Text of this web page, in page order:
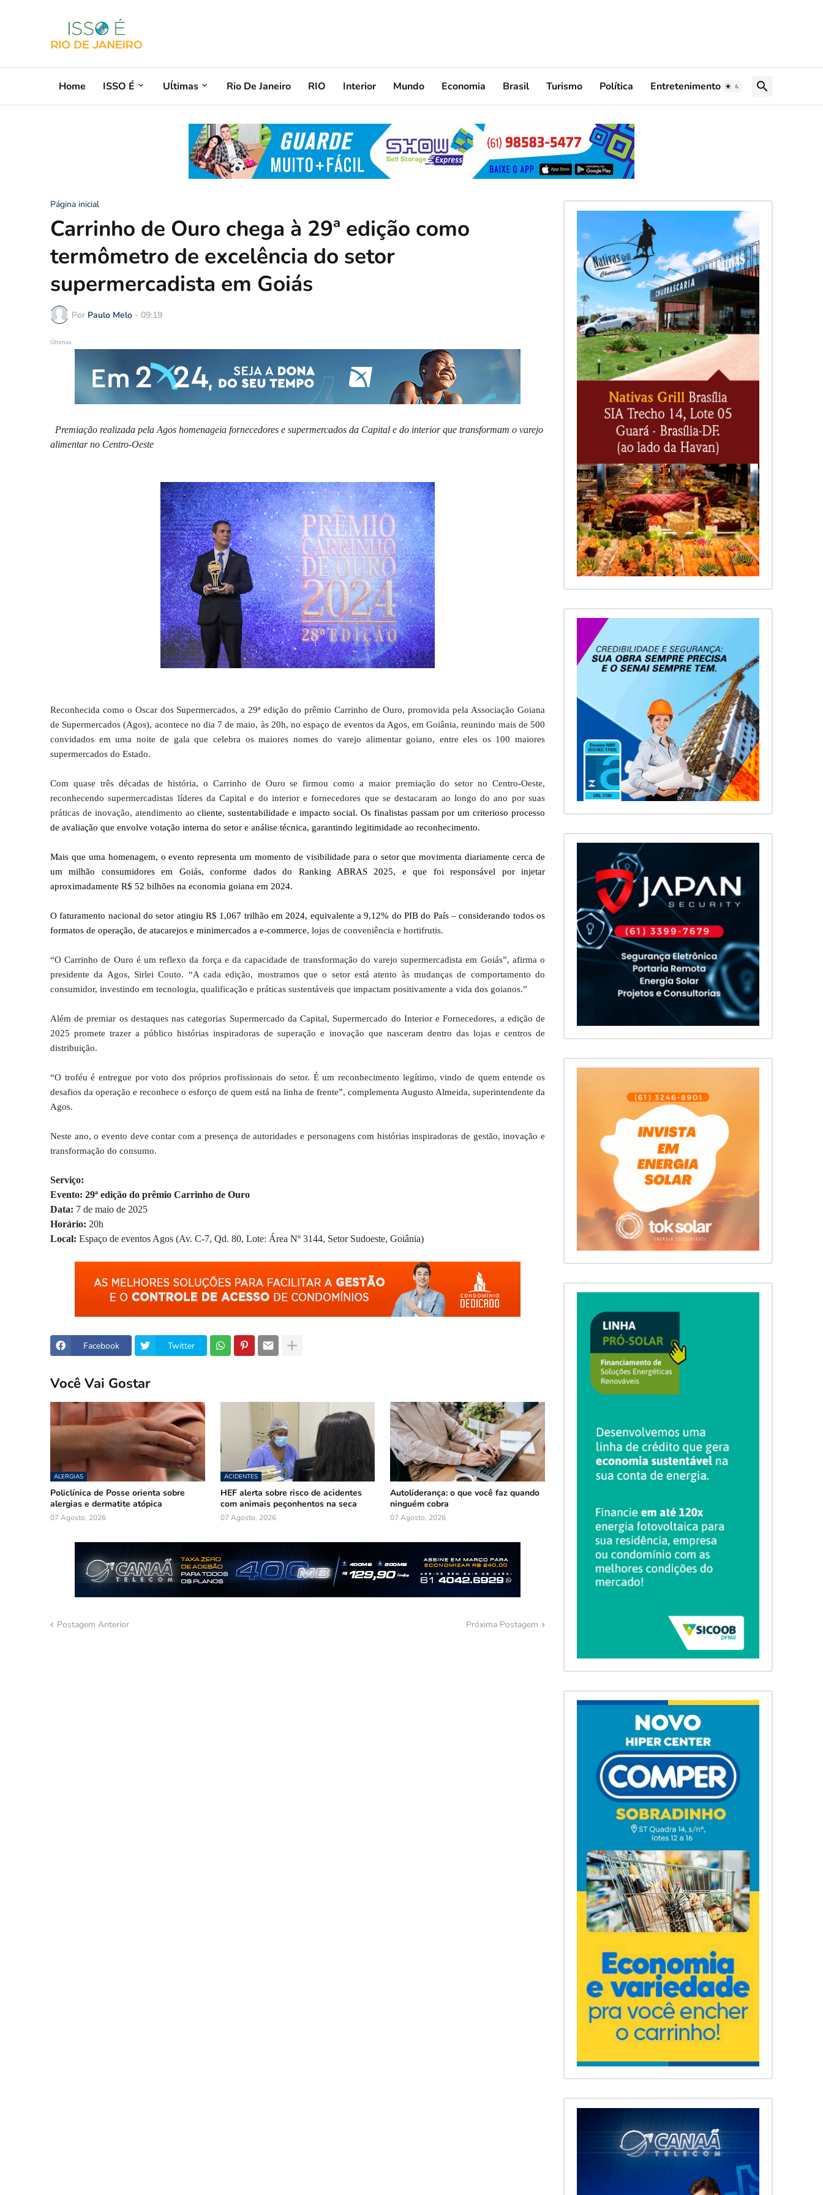
Home ISSO É Uĺtimas Rio De Janeiro RIO Interior Mundo Economia Brasil Turismo Política Entretenimento
Página inicial
Carrinho de Ouro chega à 29ª edição como
termômetro de excelência do setor
supermercadista em Goiás
Por Paulo Melo - 09:19
Últimas
Premiação realizada pela Agos homenageia fornecedores e supermercados da Capital e do interior que transformam o varejo
alimentar no Centro-Oeste
Reconhecida como o Oscar dos Supermercados, a 29ª edição do prêmio Carrinho de Ouro, promovida pela Associação Goiana
de Supermercados (Agos), acontece no dia 7 de maio, às 20h, no espaço de eventos da Agos, em Goiânia, reunindo mais de 500
convidados em uma noite de gala que celebra os maiores nomes do varejo alimentar goiano, entre eles os 100 maiores
supermercados do Estado.
Com quase três décadas de história, o Carrinho de Ouro se firmou como a maior premiação do setor no Centro-Oeste,
reconhecendo supermercadistas líderes da Capital e do interior e fornecedores que se destacaram ao longo do ano por suas
práticas de inovação, atendimento aocliente, sustentabilidade e impacto social. Os finalistas passam por um criterioso processo
de avaliação que envolve votação interna do setor e análise técnica, garantindo legitimidade ao reconhecimento.
Mais que uma homenagem, o evento representa um momento de visibilidade para o setor que movimenta diariamente cerca de
um milhão consumidores em Goiás, conforme dados do Ranking ABRAS 2025, e que foi responsável por injetar
aproximadamente R$ 52 bilhões na economia goiana em 2024.
O faturamento nacional do setor atingiu R$ 1,067 trilhão em 2024, equivalente a 9,12% do PIB do País – considerando todos os
formatos de operação, de atacarejos e minimercados a e-commerce, lojas de conveniência e hortifrutis.
“O Carrinho de Ouro é um reflexo da força e da capacidade de transformação do varejo supermercadista em Goiás”, afirma o
presidente da Agos, Sirlei Couto. “A cada edição, mostramos que o setor está atento às mudanças de comportamento do
consumidor, investindo em tecnologia, qualificação e práticas sustentáveis que impactam positivamente a vida dos goianos.”
Além de premiar os destaques nas categorias Supermercado da Capital, Supermercado do Interior e Fornecedores, a edição de
2025 promete trazer a público histórias inspiradoras de superação e inovação que nasceram dentro das lojas e centros de
distribuição.
“O troféu é entregue por voto dos próprios profissionais do setor. É um reconhecimento legítimo, vindo de quem entende os
desafios da operação e reconhece o esforço de quem está na linha de frente”, complementa Augusto Almeida, superintendente da
Agos.
Neste ano, o evento deve contar com a presença de autoridades e personagens com histórias inspiradoras de gestão, inovação e
transformação do consumo.
Serviço:
Evento: 29ª edição do prêmio Carrinho de Ouro
Data: 7 de maio de 2025
Horário: 20h
Local: Espaço de eventos Agos (Av. C-7, Qd. 80, Lote: Área Nº 3144, Setor Sudoeste, Goiânia)
Facebook Twitter
Você Vai Gostar
ALERGIAS
Policlínica de Posse orienta sobre
alergias e dermatite atópica
07 Agosto, 2026
ACIDENTES
HEF alerta sobre risco de acidentes
com animais peçonhentos na seca
07 Agosto, 2026
Autoliderança: o que você faz quando
ninguém cobra
07 Agosto, 2026
Postagem Anterior Próxima Postagem